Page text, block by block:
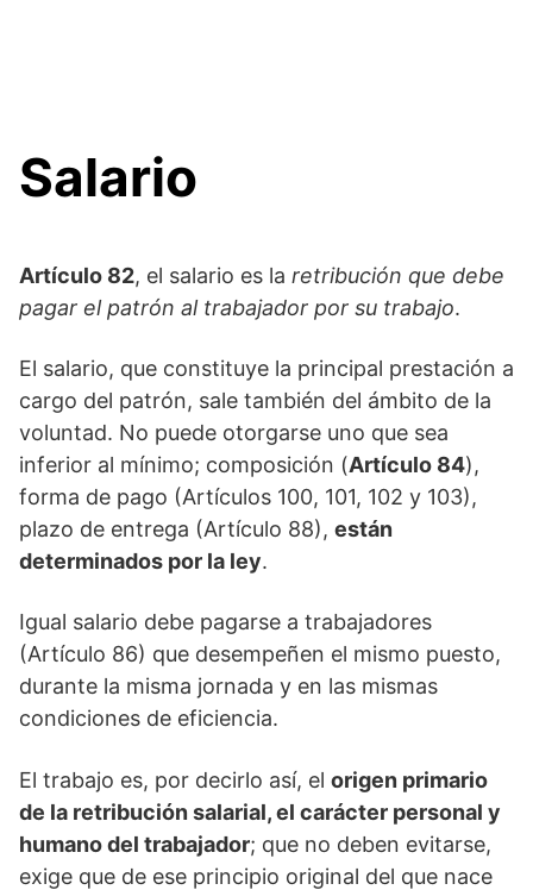
Salario
Artículo 82, el salario es la retribución que debe
pagar el patrón al trabajador por su trabajo.
El salario, que constituye la principal prestación a
cargo del patrón, sale también del ámbito de la
voluntad. No puede otorgarse uno que sea
inferior al mínimo; composición (Artículo 84),
forma de pago (Artículos 100, 101, 102 y 103),
plazo de entrega (Artículo 88), están
determinados por la ley.
Igual salario debe pagarse a trabajadores
(Artículo 86) que desempeñen el mismo puesto,
durante la misma jornada y en las mismas
condiciones de eficiencia.
El trabajo es, por decirlo así, el origen primario
de la retribución salarial, el carácter personal y
humano del trabajador; que no deben evitarse,
exige que de ese principio original del que nace